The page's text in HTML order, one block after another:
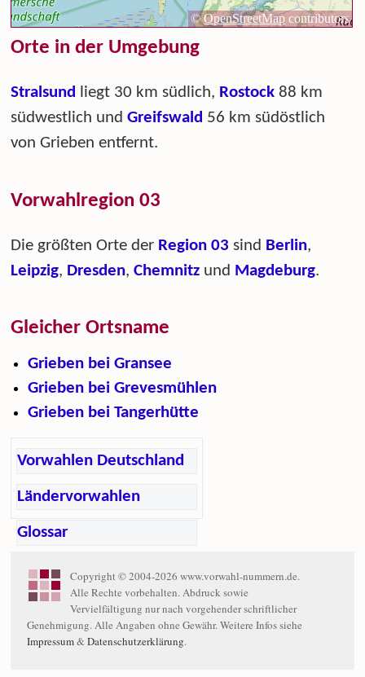
Orte in der Umgebung
Stralsund liegt 30 km südlich, Rostock 88 km
südwestlich undGreifswald 56 km südöstlich
von Grieben entfernt.
Vorwahlregion 03
Die größten Orte der Region 03 sind Berlin,
Leipzig, Dresden,Chemnitz und Magdeburg.
Gleicher Ortsname
Grieben bei Gransee
Grieben bei Grevesmühlen
Grieben bei Tangerhütte
Vorwahlen Deutschland
Ländervorwahlen
Glossar
Copyright © 2004-2026 www.vorwahl-nummern.de.
Alle Rechte vorbehalten. Abdruck sowie
Vervielfältigung nur nach vorgehender schriftlicher
Genehmigung. Alle Angaben ohne Gewähr. Weitere Infos siehe
Impressum&Datenschutzerklärung.